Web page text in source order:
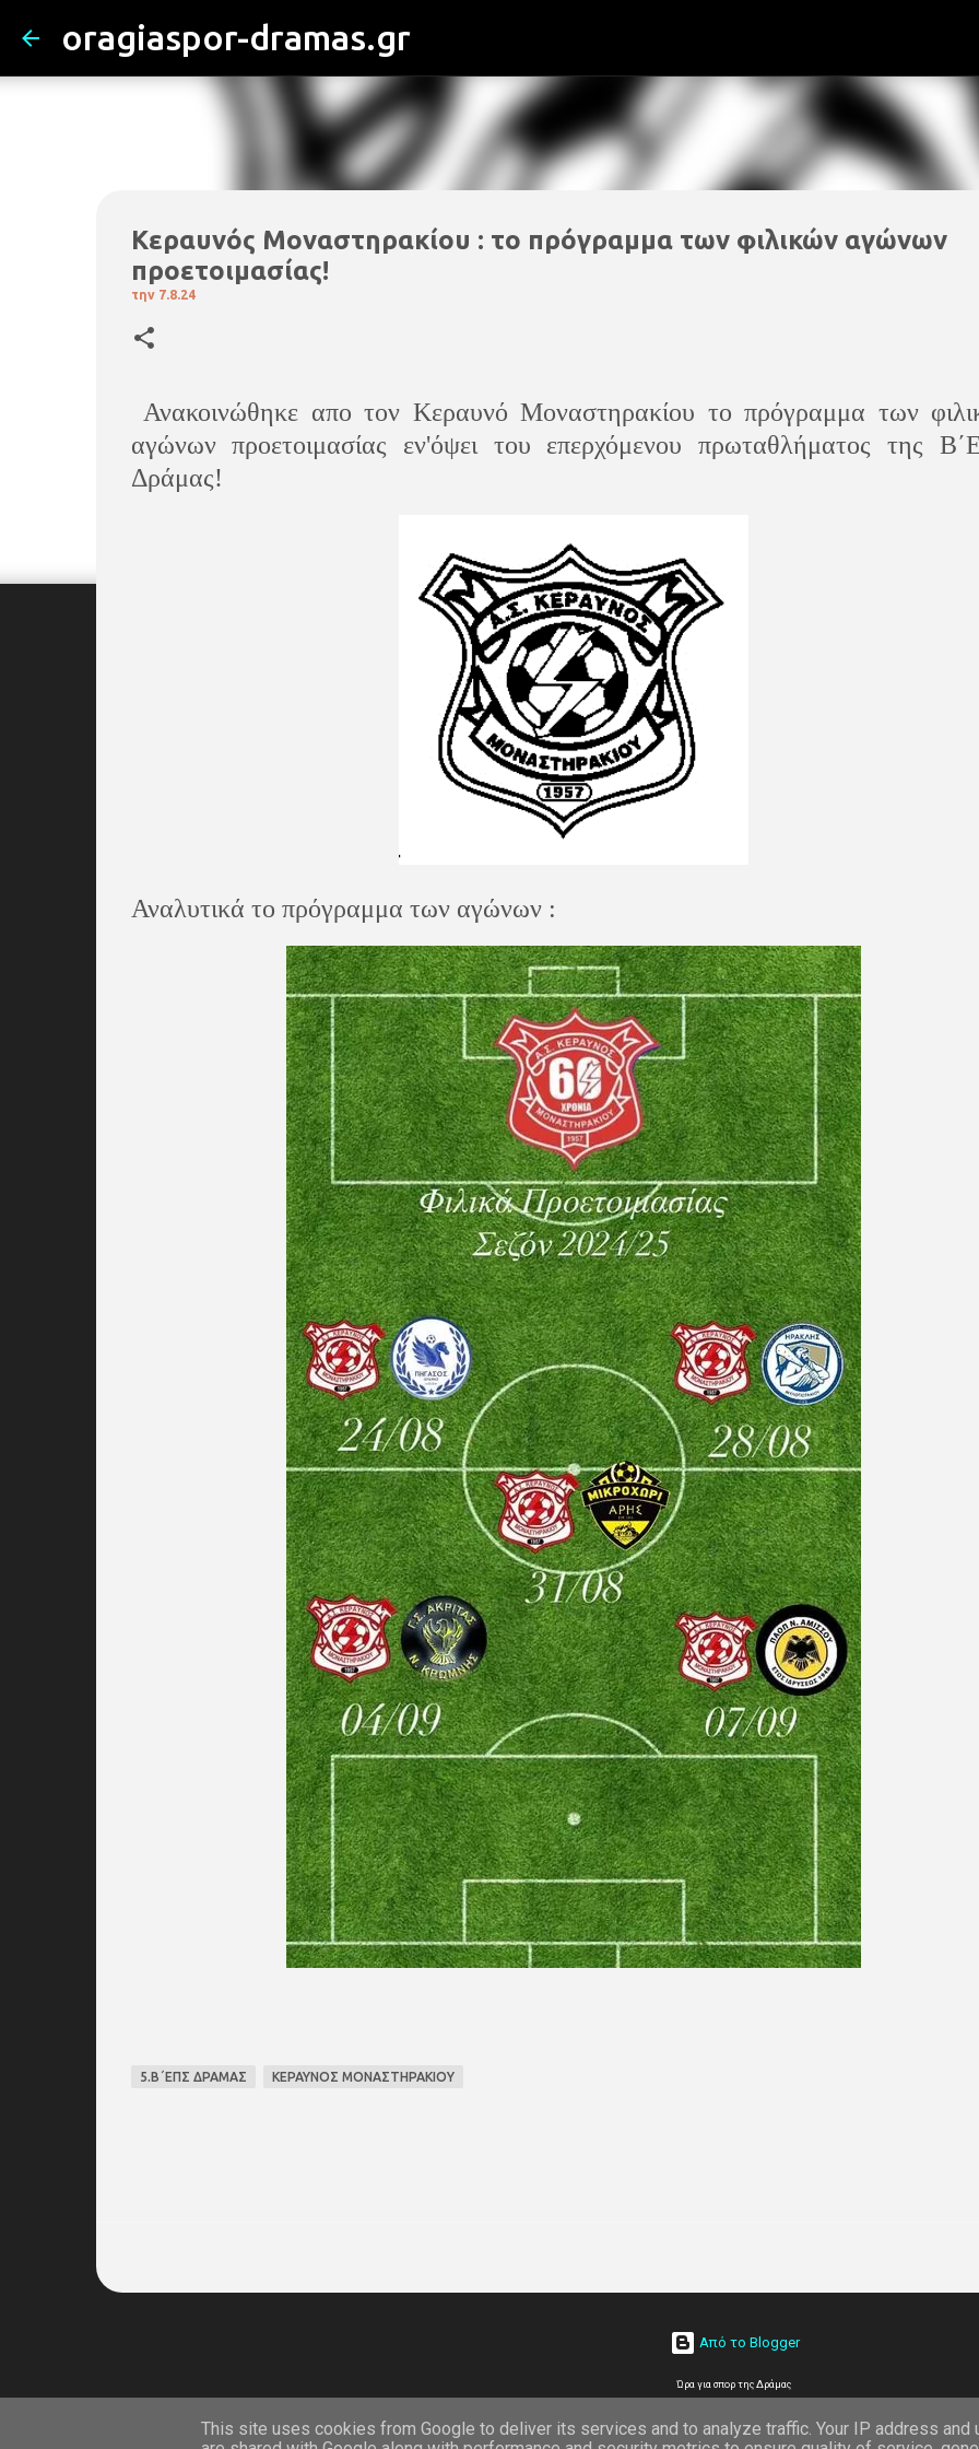
oragiaspor-dramas.gr
Κεραυνός Μοναστηρακίου : το πρόγραμμα των φιλικών αγώνων
προετοιμασίας!
την 7.8.24
Ανακοινώθηκε απο τον Κεραυνό Μοναστηρακίου το πρόγραμμα των
αγώνων προετοιμασίας εν'όψει του επερχόμενου πρωταθλήματος της
Δράμας!
Αναλυτικά το πρόγραμμα των αγώνων :
5.Β΄ΕΠΣ ΔΡΑΜΑΣ ΚΕΡΑΥΝΟΣ ΜΟΝΑΣΤΗΡΑΚΙΟΥ
Από το Blogger
Ώρα για σπορ της Δράμας
This site uses cookies from Google to deliver its services and to analyze traffic. Your IP address and